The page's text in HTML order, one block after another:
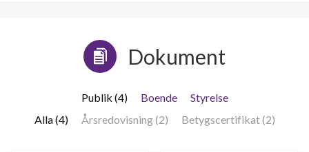
Dokument
Publik (4) Boende
Styrelse
Alla (4)
Årsredovisning (2) Betygscertifikat (2)